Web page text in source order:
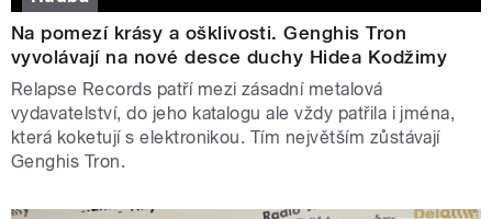
Na pomezí krásy a ošklivosti. Genghis Tron
vyvolávají na nové desce duchy Hidea Kodžimy
Relapse Records patří mezi zásadní metalová
vydavatelství, do jeho katalogu ale vždy patřila i jména,
která koketují s elektronikou. Tím největším zůstávají
Genghis Tron.